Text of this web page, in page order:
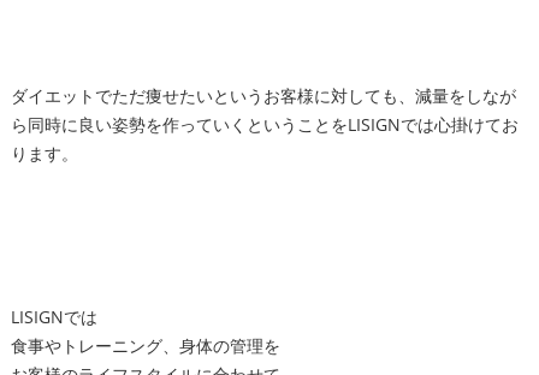
ダイエットでただ痩せたいというお客様に対しても、減量をしなが
ら同時に良い姿勢を作っていくということをLISIGNでは心掛けてお
ります。
LISIGNでは
食事やトレーニング、身体の管理を